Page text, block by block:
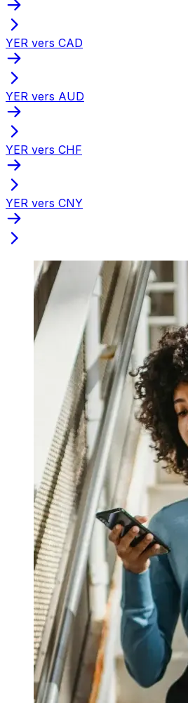
YER vers CAD
YER vers AUD
YER vers CHF
YER vers CNY